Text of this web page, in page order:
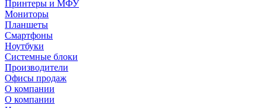
Принтеры и МФУ
Мониторы
Планшеты
Смартфоны
Ноутбуки
Системные блоки
Производители
Офисы продаж
О компании
О компании